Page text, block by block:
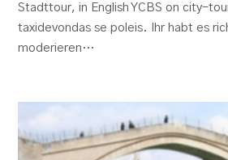
Stadttour, in English YCBS on city-
taxidevondas se poleis. Ihr habt es
moderieren…